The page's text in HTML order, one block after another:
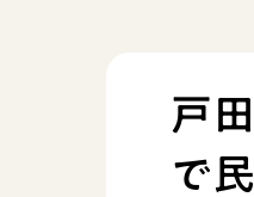
自他共の幸福
戸
で